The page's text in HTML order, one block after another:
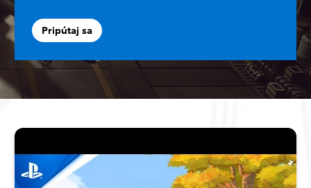
Pripútaj sa